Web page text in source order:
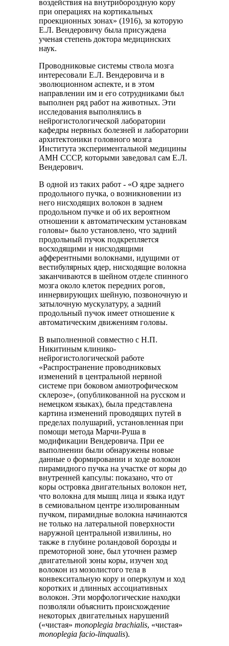
воздействия на внутрибороздную кору
при операциях на кортикальных
проекционных зонах» (1916), за которую
Е.Л. Вендеровичу была присуждена
ученая степень доктора медицинских
наук.
Проводниковые системы ствола мозга
интересовали Е.Л. Вендеровича и в
эволюционном аспекте, и в этом
направлении им и его сотрудниками был
выполнен ряд работ на животных. Эти
исследования выполнялись в
нейрогистологической лаборатории
кафедры нервных болезней и лаборатории
архитектоники головного мозга
Института экспериментальной медицины
АМН СССР, которыми заведовал сам Е.Л.
Вендерович.
В одной из таких работ - «О ядре заднего
продольного пучка, о возникновении из
него нисходящих волокон в заднем
продольном пучке и об их вероятном
отношении к автоматическим установкам
головы» было установлено, что задний
продольный пучок подкрепляется
восходящими и нисходящими
афферентными волокнами, идущими от
вестибулярных ядер, нисходящие волокна
заканчиваются в шейном отделе спинного
мозга около клеток передних рогов,
иннервирующих шейную, позвоночную и
затылочную мускулатуру, а задний
продольный пучок имеет отношение к
автоматическим движениям головы.
В выполненной совместно с Н.П.
Никитиным клинико-
нейрогистологической работе
«Распространение проводниковых
изменений в центральной нервной
системе при боковом амиотрофическом
склерозе», (опубликованной на русском и
немецком языках), была представлена
картина изменений проводящих путей в
пределах полушарий, установленная при
помощи метода Марчи-Руша в
модификации Вендеровича. При ее
выполнении были обнаружены новые
данные о формировании и ходе волокон
пирамидного пучка на участке от коры до
внутренней капсулы: показано, что от
коры островка двигательных волокон нет,
что волокна для мышц лица и языка идут
в семиовальном центре изолированным
пучком, пирамидные волокна начинаются
не только на латеральной поверхности
наружной центральной извилины, но
также в глубине роландовой борозды и
премоторной зоне, был уточнен размер
двигательной зоны коры, изучен ход
волокон из мозолистого тела в
конвекситальную кору и оперкулум и ход
коротких и длинных ассоциативных
волокон. Эти морфологические находки
позволяли объяснить происхождение
некоторых двигательных нарушений
(«чистая»monoplegia brachialis, «чистая»
monoplegia facio-linqualis).